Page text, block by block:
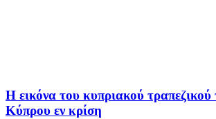
Η εικόνα του κυπριακού τραπεζικού
Κύπρου εν κρίση